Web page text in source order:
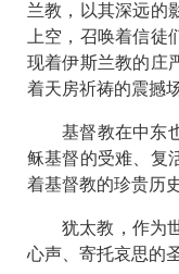
兰教，以其深远的
上空，召唤着信
现着伊斯兰教的庄
着天房祈祷的震撼
基督教在中东
稣基督的受难、复
着基督教的珍贵历
犹太教，作为
心声、寄托哀思的